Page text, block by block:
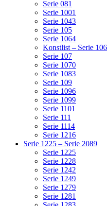
Serie 081
Serie 1001
Serie 1043
Serie 105
Serie 1064
Konstlist – Serie
Serie 107
Serie 1070
Serie 1083
Serie 109
Serie 1096
Serie 1099
Serie 1101
Serie 111
Serie 1114
Serie 1216
Serie 1225 – Serie 2089
Serie 1225
Serie 1228
Serie 1242
Serie 1249
Serie 1279
Serie 1281